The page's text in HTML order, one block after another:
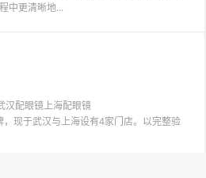
中更清晰地...
汉配眼镜上海配眼镜
现于武汉与上海设有4家门店。以完整验